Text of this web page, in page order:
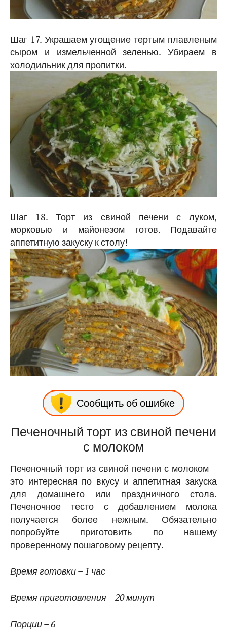
Шаг 17. Украшаем угощение тертым плавленым
сыром и измельченной зеленью. Убираем в
холодильник для пропитки.
Шаг 18. Торт из свиной печени с луком,
морковью и майонезом готов. Подавайте
аппетитную закуску к столу!
Сообщить об ошибке
Печеночный торт из свиной печени
с молоком
Печеночный торт из свиной печени с молоком –
это интересная по вкусу и аппетитная закуска
для домашнего или праздничного стола.
Печеночное тесто с добавлением молока
получается более нежным. Обязательно
попробуйте приготовить по нашему
проверенному пошаговому рецепту.
Время готовки – 1 час
Время приготовления – 20 минут
Порции – 6